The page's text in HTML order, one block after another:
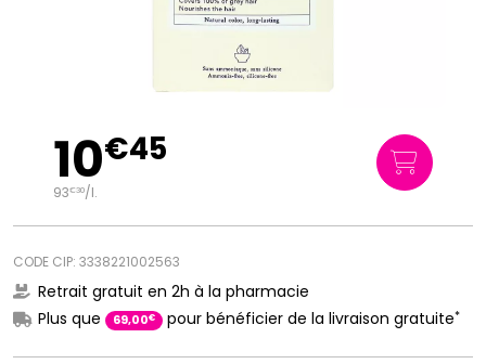
10€45
93€30/l.
CODE CIP: 3338221002563
Retrait gratuit en 2h à la pharmacie
Plus que
69,00€ pour bénéficier de la livraison gratuite*